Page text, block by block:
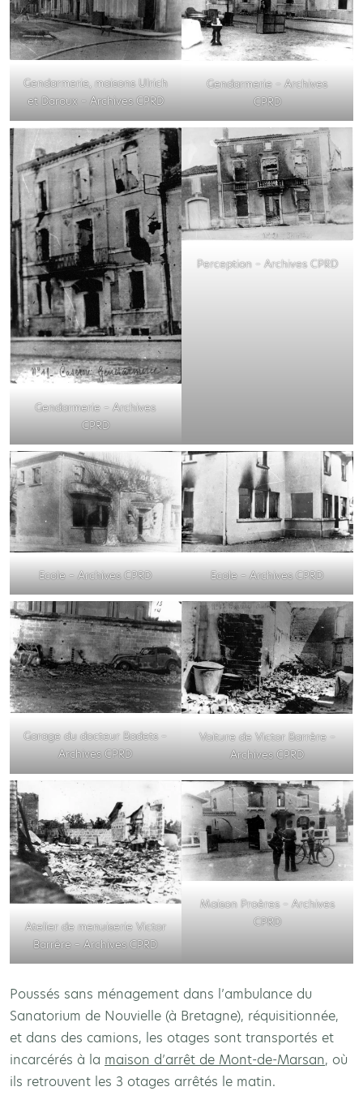
Gendarmerie, maisons Ulrich
et Daroux – Archives CPRD
Gendarmerie – Archives
CPRD
Gendarmerie – Archives
CPRD
Perception – Archives CPRD
Ecole – Archives CPRD Ecole – Archives CPRD
Garage du docteur Badets –
Archives CPRD
Voiture de Victor Barrère –
Archives CPRD
Atelier de menuiserie Victor
Barrère – Archives CPRD
Maison Proères – Archives
CPRD
Poussés sans ménagement dans l’ambulance du
Sanatorium de Nouvielle (à Bretagne), réquisitionnée,
et dans des camions, les otages sont transportés et
incarcérés à la maison d’arrêt de Mont-de-Marsan, où
ils retrouvent les 3 otages arrêtés le matin.